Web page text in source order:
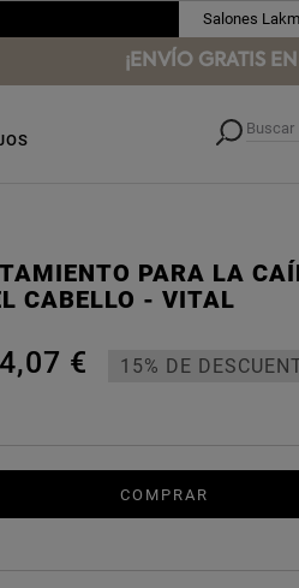
¡ENVÍO GRATIS EN
Salones
PARA LA
CABELLO - VITAL
€ 15% DE
COMPRAR